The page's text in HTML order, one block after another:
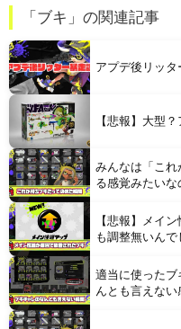
【消費税1%になったら】 町のお弁当屋さん「
Powered by livedoor 相互RSS
「ブキ」の関連記事
アプデ後リッタ
【悲報】大型
みんなは「これ
る感覚みたいな
【悲報】メイ
も調整無いんで
適当に使ったブ
んとも言えない